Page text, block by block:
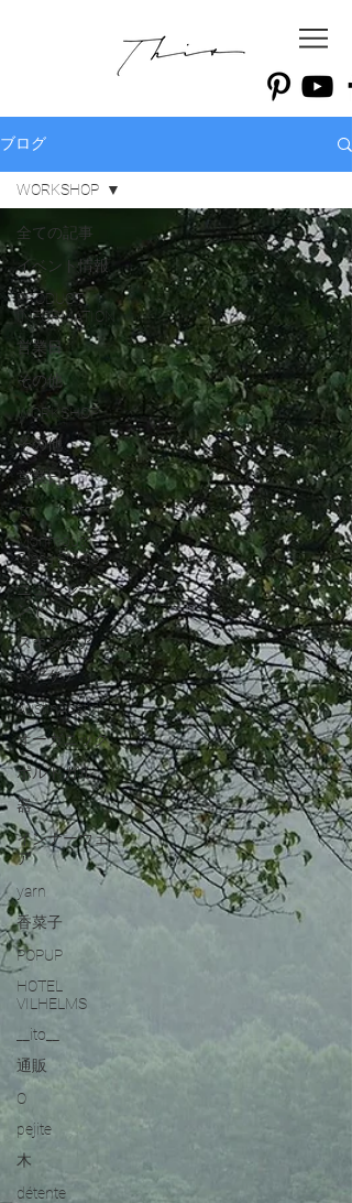
ブログ
全ての記事
イベント情報
PRODUCT
INFORMATION
営業日
その他
WORKSHOP
その他
営業日
ito
Monmouth
Glass Studio
ニュージーラ
ンド
スキンケア
ヘアケア
AustinAustin
オーガニック
ポルトガル
器
インナーウェ
ア
yarn
香菜子
POPUP
HOTEL
VILHELMS
__ito__
通販
O
pejite
木
détente
WORKSHOP